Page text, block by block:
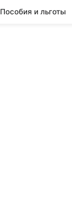
Пособия и льготы